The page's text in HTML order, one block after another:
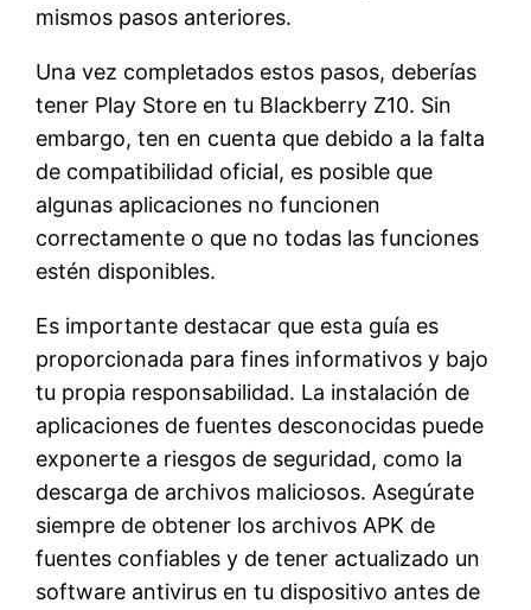
mismos pasos anteriores.
Una vez completados estos pasos, deberías
tener Play Store en tu Blackberry Z10. Sin
embargo, ten en cuenta que debido a la falta
de compatibilidad oficial, es posible que
algunas aplicaciones no funcionen
correctamente o que no todas las funciones
estén disponibles.
Es importante destacar que esta guía es
proporcionada para fines informativos y bajo
tu propia responsabilidad. La instalación de
aplicaciones de fuentes desconocidas puede
exponerte a riesgos de seguridad, como la
descarga de archivos maliciosos. Asegúrate
siempre de obtener los archivos APK de
fuentes confiables y de tener actualizado un
software antivirus en tu dispositivo antes de